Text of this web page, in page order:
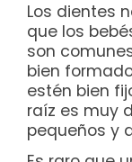
Los dientes
que los
son
bien
estén bien
raíz es muy
pequeños y